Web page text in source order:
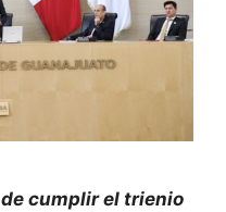
cumplir el trienio